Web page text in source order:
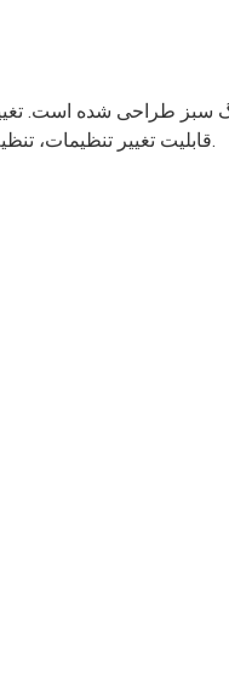
قابلیت تغییر تنظیمات، تنظیم زبان، منطقه زمانی برای یک سرگرمی راحت وجود دارد. در اینجا بازیکن می تواند از دکمه های ثبت نام و مجوز در سایت استفاده کند.